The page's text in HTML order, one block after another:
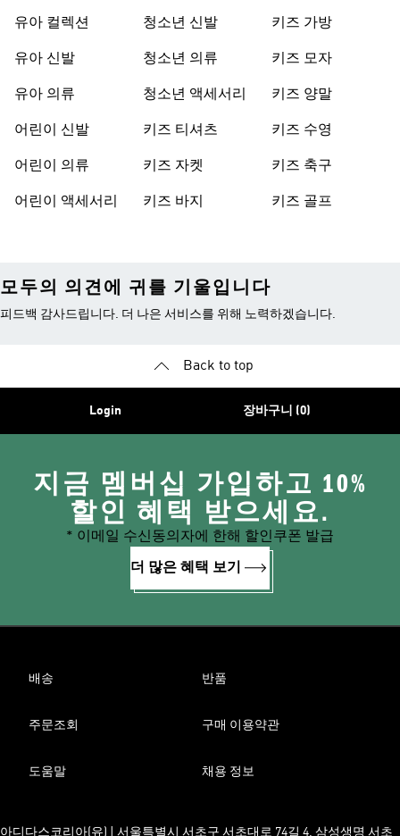
유아 컬렉션
유아 신발
유아 의류
어린이 신발
어린이 의류
어린이 액세서리
청소년 신발
청소년 의류
청소년 액세서리
키즈 티셔츠
키즈 자켓
키즈 바지
키즈 가방
키즈 모자
키즈 양말
키즈 수영
키즈 축구
키즈 골프
모두의 의견에 귀를 기울입니다
피드백 감사드립니다. 더 나은 서비스를 위해 노력하겠습니다.
Back to top
Login 장바구니 (0)
지금 멤버십 가입하고 10%
할인 혜택 받으세요.
* 이메일 수신동의자에 한해 할인쿠폰 발급
더 많은 혜택 보기
배송 반품
주문조회 구매 이용약관
도움말 채용 정보
아디다스코리아(유) | 서울특별시 서초구 서초대로 74길 4, 삼성생명 서초